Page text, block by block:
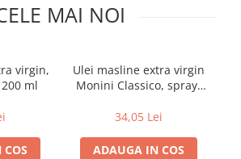
MAI NOI
virgin,
ml
Ulei masline extra virgin
Monini Classico, spray,
34,05 Lei
ADAUGA IN COS